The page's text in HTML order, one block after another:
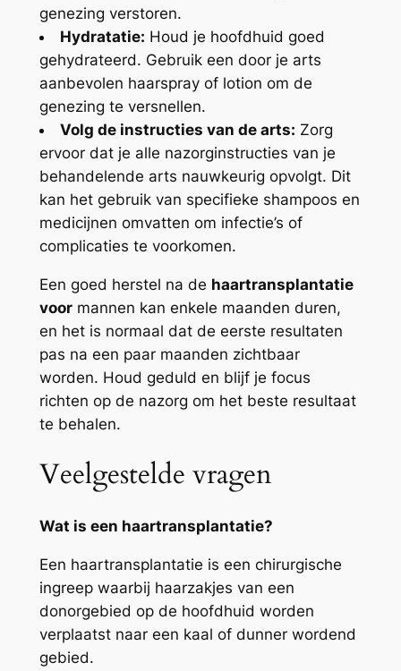
genezing verstoren.
Hydratatie: Houd je hoofdhuid goed
gehydrateerd. Gebruik een door je arts
aanbevolen haarspray of lotion om de
genezing te versnellen.
Volg de instructies van de arts: Zorg
ervoor dat je alle nazorginstructies van je
behandelende arts nauwkeurig opvolgt. Dit
kan het gebruik van specifieke shampoos en
medicijnen omvatten om infectie’s of
complicaties te voorkomen.
Een goed herstel na de haartransplantatie
voormannen kan enkele maanden duren,
en het is normaal dat de eerste resultaten
pas na een paar maanden zichtbaar
worden. Houd geduld en blijf je focus
richten op de nazorg om het beste resultaat
te behalen.
Veelgestelde vragen
Wat is een haartransplantatie?
Een haartransplantatie is een chirurgische
ingreep waarbij haarzakjes van een
donorgebied op de hoofdhuid worden
verplaatst naar een kaal of dunner wordend
gebied.